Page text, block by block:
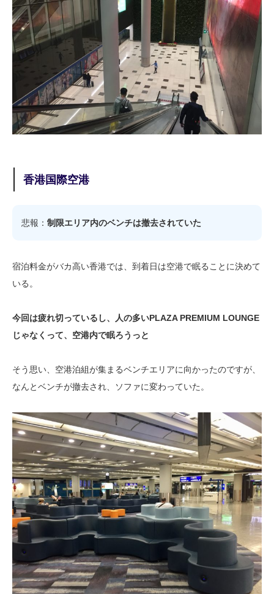
香港国際空港
悲報： 制限エリア内のベンチは撤去されていた
宿泊料金がバカ高い香港では、到着日は空港で眠ることに決めて
いる。
今回は疲れ切っているし、人の多いPLAZA PREMIUM LOUNGE
じゃなくって、空港内で眠ろうっと
そう思い、空港泊組が集まるベンチエリアに向かったのですが、
なんとベンチが撤去され、ソファに変わっていた。